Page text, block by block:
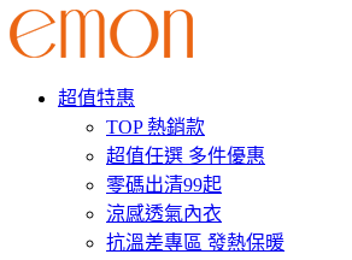
超值特惠
TOP 熱銷款
超值任選 多件優惠
零碼出清99起
涼感透氣內衣
抗溫差專區 發熱保暖